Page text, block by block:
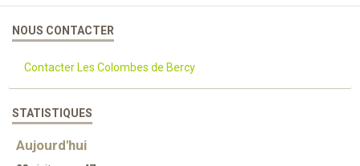
NOUS CONTACTER
Contacter Les Colombes de Bercy
STATISTIQUES
Aujourd'hui